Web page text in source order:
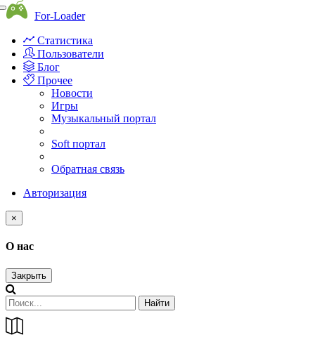
Toggle
navigation
For-Loader
Статистика
Пользователи
Блог
Прочее
Новости
Игры
Музыкальный портал
Soft портал
Обратная связь
Авторизация
×
О нас
Закрыть